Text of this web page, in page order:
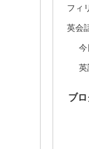
フィ
英会
ブ